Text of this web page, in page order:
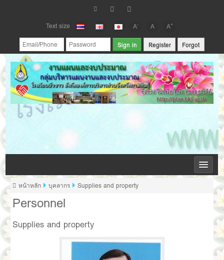
Text size A- A A+
Register Forgot
กลุ่มบริหารแผนงานและงบประมาณ โรงเรียนบัวขาว
Personnel
หน้าหลัก บุคลากร Supplies and property
Supplies and property